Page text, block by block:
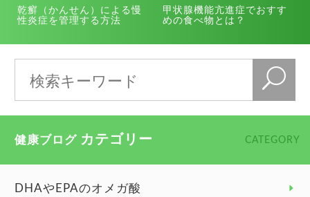
乾癬（かんせん）による慢
性炎症を管理する方法
甲状腺機能亢進症でおすす
めの食べ物とは？
健康ブログ カテゴリー CATEGORY
DHAやEPAのオメガ酸